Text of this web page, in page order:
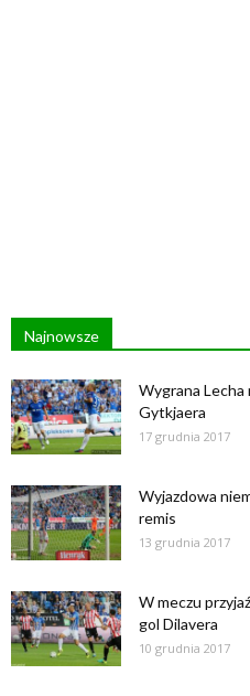
Najnowsze
Wygrana
Gytkjaera
17 grudnia 2017
Wyjazdowa
remis
13 grudnia 2017
W meczu
gol Dilavera
10 grudnia 2017